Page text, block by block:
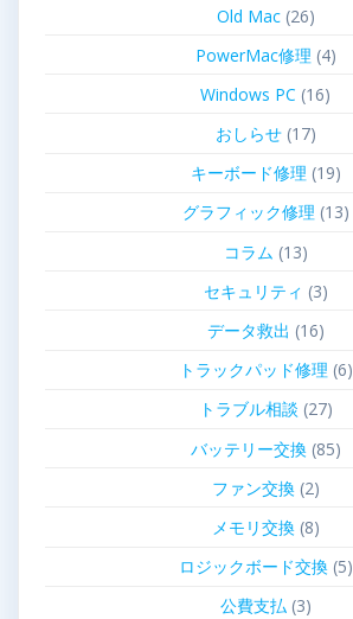
Old Mac(26)
PowerMac修理 (4)
Windows PC (16)
おしらせ(17)
キーボード修理 (19)
グラフィック修理 (13)
コラム (13)
セキュリティ (3)
データ救出 (16)
トラックパッド修理 (6)
トラブル相談 (27)
バッテリー交換(85)
ファン交換(2)
メモリ交換(8)
ロジックボード交換(5)
公費支払(3)